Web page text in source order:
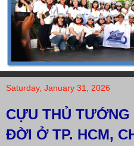
Saturday, January 31, 2026
CỰU THỦ
ĐỜI Ở TP. HCM,